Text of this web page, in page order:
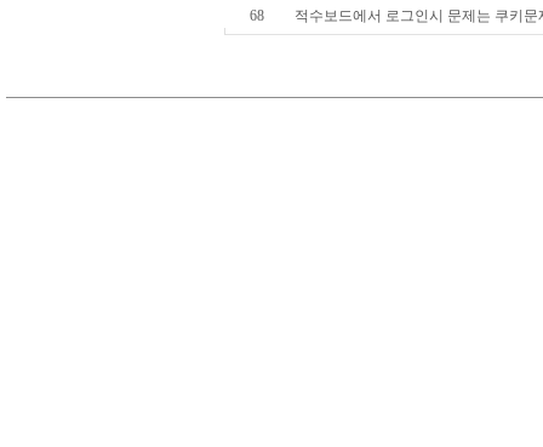
68 적수보드에서 로그인시 문제는 쿠키문